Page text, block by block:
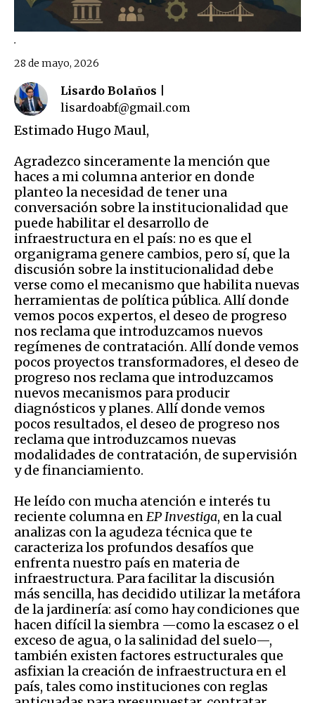
.
Lisardo Bolaños |
lisardoabf@gmail.com
28 de mayo, 2026
Estimado Hugo Maul,
Agradezco sinceramente la mención que
haces a mi columna anterior en donde
planteo la necesidad de tener una
conversación sobre la institucionalidad que
puede habilitar el desarrollo de
infraestructura en el país: no es que el
organigrama genere cambios, pero sí, que la
discusión sobre la institucionalidad debe
verse como el mecanismo que habilita nuevas
herramientas de política pública. Allí donde
vemos pocos expertos, el deseo de progreso
nos reclama que introduzcamos nuevos
regímenes de contratación. Allí donde vemos
pocos proyectos transformadores, el deseo de
progreso nos reclama que introduzcamos
nuevos mecanismos para producir
diagnósticos y planes. Allí donde vemos
pocos resultados, el deseo de progreso nos
reclama que introduzcamos nuevas
modalidades de contratación, de supervisión
y de financiamiento.
He leído con mucha atención e interés tu
reciente columna enEP Investiga, en la cual
analizas con la agudeza técnica que te
caracteriza los profundos desafíos que
enfrenta nuestro país en materia de
infraestructura. Para facilitar la discusión
más sencilla, has decidido utilizar la metáfora
de la jardinería: así como hay condiciones que
hacen difícil la siembra —como la escasez o el
exceso de agua, o la salinidad del suelo—,
también existen factores estructurales que
asfixian la creación de infraestructura en el
país, tales como instituciones con reglas